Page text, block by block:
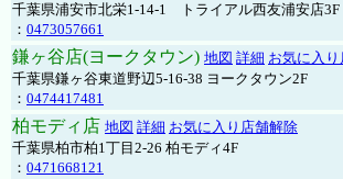
千葉県浦安市北栄1-14-1 トライアル西友浦安店3F
： 0473057661
鎌ヶ谷店(ヨークタウン) 地図 詳細 お気に入
千葉県鎌ヶ谷東道野辺5-16-38 ヨークタウン2F
： 0474417481
柏モディ店 地図 詳細 お気に入り店舗解除
千葉県柏市柏1丁目2-26 柏モディ4F
： 0471668121